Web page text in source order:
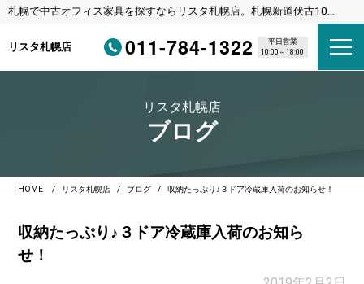
札幌で中古オフィス家具を探すならリスタ札幌店。札幌新道伏古10
リスタ札幌店
011-784-1322
平日営業
10:00～18:00
リスタ札幌店
ブログ
HOME リスタ札幌店 ブログ 収納たっぷり♪３ドア冷蔵庫入荷のお知らせ！
収納たっぷり♪３ドア冷蔵庫入荷のお知ら
せ！